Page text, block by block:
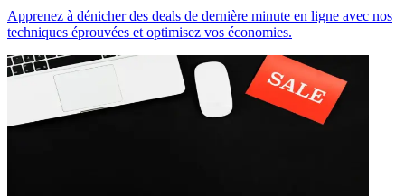
Apprenez à dénicher des deals de dernière minute en ligne avec nos
techniques éprouvées et optimisez vos économies.